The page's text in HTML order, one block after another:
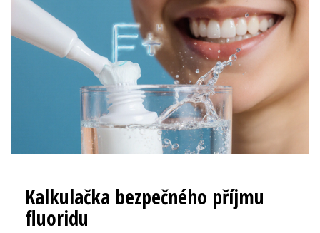
Kalkulačka bezpečného příjmu
fluoridu